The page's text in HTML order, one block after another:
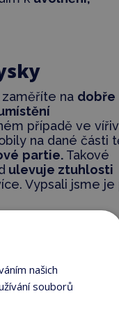
na dobře
případě ve
na dané části
partie. Takové
ulevuje ztuhlosti
Vypsali jsme je
se počtem, ale
v testovacím
našich
souborů